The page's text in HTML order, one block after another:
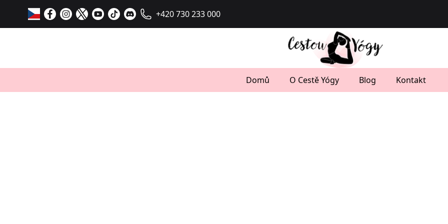
+420 730 233 000
Domů O Cestě Yógy Blog Kontakt